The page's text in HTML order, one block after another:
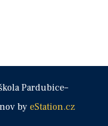
Pardubice–
byeStation.cz